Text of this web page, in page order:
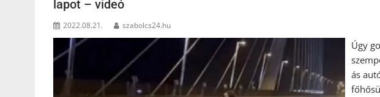
lapot – videó
2022.08.21. szabolcs24.hu
Úgy
ás